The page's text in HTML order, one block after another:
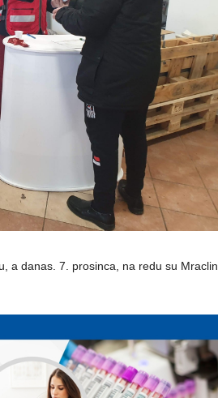
a danas. 7. prosinca, na redu su Mraclin,